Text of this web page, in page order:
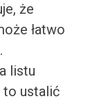
że
łatwo
listu
to ustalić